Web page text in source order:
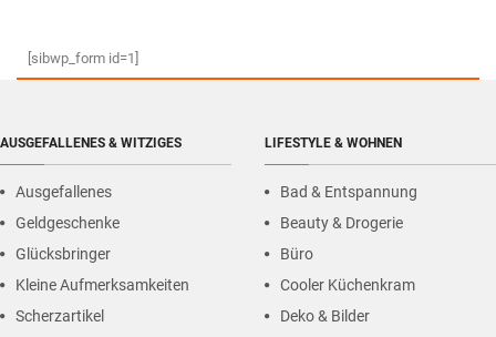
[sibwp_form id=1]
AUSGEFALLENES & WITZIGES
Ausgefallenes
Geldgeschenke
Glücksbringer
Kleine Aufmerksamkeiten
Scherzartikel
LIFESTYLE & WOHNEN
Bad & Entspannung
Beauty & Drogerie
Büro
Cooler Küchenkram
Deko & Bilder